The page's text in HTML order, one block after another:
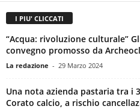
I PIU' CLICCATI
“Acqua: rivoluzione culturale”
convegno promosso da
La redazione - 29 Marzo 2024
Una nota azienda pastaria tra i
Corato calcio, a rischio